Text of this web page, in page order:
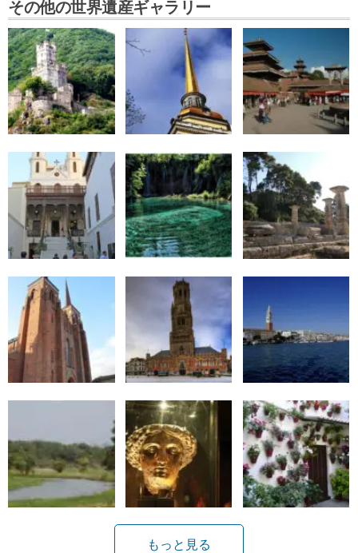
その他の世界遺産ギャラリー
もっと見る